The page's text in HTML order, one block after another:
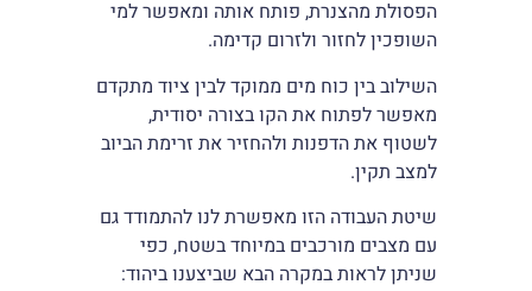
הפסולת מהצנרת, פותח אותה ומאפשר למי
השופכין לחזור ולזרום קדימה.
השילוב בין כוח מים ממוקד לבין ציוד מתקדם
מאפשר לפתוח את הקו בצורה יסודית,
לשטוף את הדפנות ולהחזיר את זרימת הביוב
למצב תקין.
שיטת העבודה הזו מאפשרת לנו להתמודד גם
עם מצבים מורכבים במיוחד בשטח, כפי
שניתן לראות במקרה הבא שביצענו ביהוד: